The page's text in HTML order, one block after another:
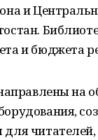
и
и бюджета
на
читателей,